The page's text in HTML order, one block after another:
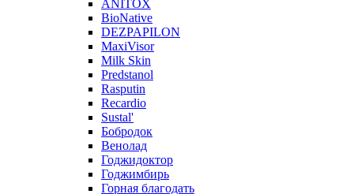
ANITOX
BioNative
DEZPAPILON
MaxiVisor
Milk Skin
Predstanol
Rasputin
Recardio
Sustal'
Бобродок
Венолад
Годжидоктор
Годжимбирь
Горная благодать